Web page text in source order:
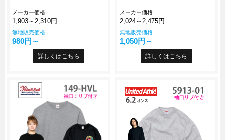
メーカー価格
1,903～2,310円
無地販売価格
980円～
詳しくはこちら
メーカー価格
2,024～2,475円
無地販売価格
1,050円～
詳しくはこちら